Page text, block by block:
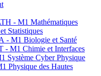
- M1 Mathématiques
Statistiques
- M1 Biologie et Santé
- M1 Chimie et Interfaces
Système Cyber Physique
Physique des Hautes